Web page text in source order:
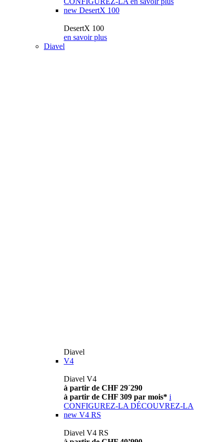
new DesertX 100
DesertX 100
en savoir plus
Diavel
Diavel
V4
Diavel V4
à partir de CHF 29´290
à partir de CHF 309 par mois* i
CONFIGUREZ-LA DÉCOUVREZ-LA
new V4 RS
Diavel V4 RS